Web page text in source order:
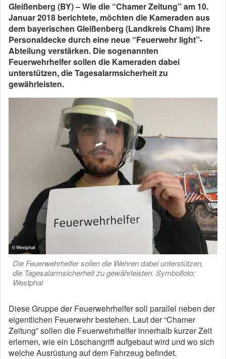
Gleißenberg (BY) – Wie die “Chamer Zeitung” am 10.
Januar 2018 berichtete, möchten die Kameraden aus
dem bayerischen Gleißenberg (Landkreis Cham) ihre
Personaldecke durch eine neue “Feuerwehr light”-
Abteilung verstärken. Die sogenannten
Feuerwehrhelfer sollen die Kameraden dabei
unterstützen, die Tagesalarmsicherheit zu
gewährleisten.
Die Feuerwehrhelfer sollen die Wehren dabei unterstützen,
die Tagesalarmsicherheit zu gewährleisten. Symbolfoto:
Westphal
Diese Gruppe der Feuerwehrhelfer soll parallel neben der
eigentlichen Feuerwehr bestehen. Laut der “Chamer
Zeitung” sollen die Feuerwehrhelfer innerhalb kurzer Zeit
erlernen, wie ein Löschangriff aufgebaut wird und wo sich
welche Ausrüstung auf dem Fahrzeug befindet.